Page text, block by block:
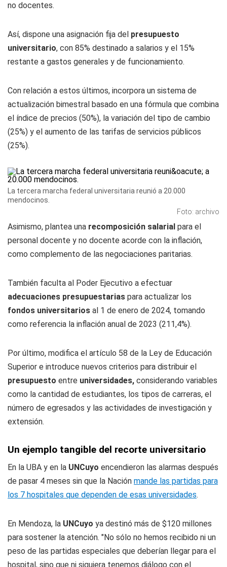
no docentes.
Así, dispone una asignación fija del presupuesto
universitario, con 85% destinado a salarios y el 15%
restante a gastos generales y de funcionamiento.
Con relación a estos últimos, incorpora un sistema de
actualización bimestral basado en una fórmula que combina
el índice de precios (50%), la variación del tipo de cambio
(25%) y el aumento de las tarifas de servicios públicos
(25%).
La tercera marcha federal universitaria reunió a 20.000
mendocinos.
Foto: archivo
Asimismo, plantea una recomposición salarial para el
personal docente y no docente acorde con la inflación,
como complemento de las negociaciones paritarias.
También faculta al Poder Ejecutivo a efectuar
adecuaciones presupuestarias para actualizar los
fondos universitarios al 1 de enero de 2024, tomando
como referencia la inflación anual de 2023 (211,4%).
Por último, modifica el artículo 58 de la Ley de Educación
Superior e introduce nuevos criterios para distribuir el
presupuesto entre universidades, considerando variables
como la cantidad de estudiantes, los tipos de carreras, el
número de egresados y las actividades de investigación y
extensión.
Un ejemplo tangible del recorte universitario
En la UBA y en la UNCuyo encendieron las alarmas después
de pasar 4 meses sin que la Nación mande las partidas para
los 7 hospitales que dependen de esas universidades.
En Mendoza, la UNCuyo ya destinó más de $120 millones
para sostener la atención. "No sólo no hemos recibido ni un
peso de las partidas especiales que deberían llegar para el
hospital, sino que ni siquiera tenemos diálogo con el